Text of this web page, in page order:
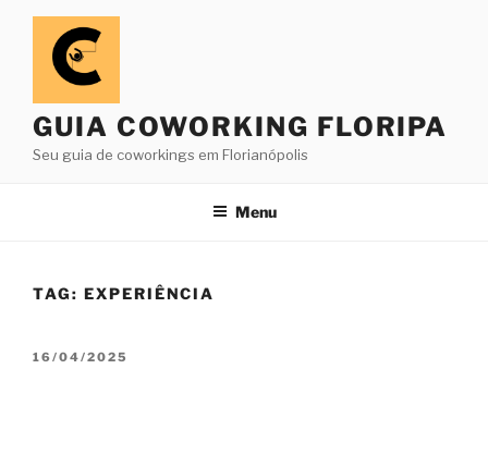
Pular
conteúdo
GUIA COWORKING FLORIPA
Seu guia de coworkings em Florianópolis
Menu
TAG: EXPERIÊNCIA
PUBLICADO
16/04/2025